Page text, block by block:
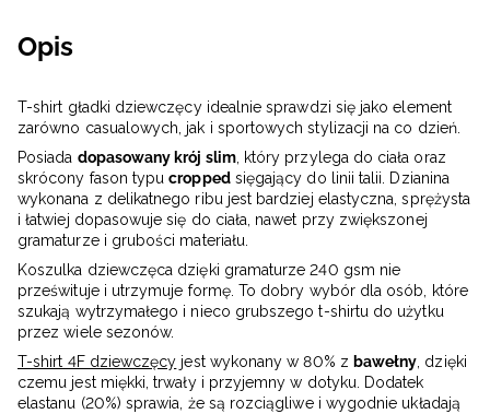
Opis
T-shirt gładki dziewczęcy idealnie sprawdzi się jako element
zarówno casualowych, jak i sportowych stylizacji na co dzień.
Posiada dopasowany krój slim, który przylega do ciała oraz
skrócony fason typucroppedsięgający do linii talii. Dzianina
wykonana z delikatnego ribu jest bardziej elastyczna, sprężysta
i łatwiej dopasowuje się do ciała, nawet przy zwiększonej
gramaturze i grubości materiału.
Koszulka dziewczęca dzięki gramaturze 240 gsm nie
prześwituje i utrzymuje formę. To dobry wybór dla osób, które
szukają wytrzymałego i nieco grubszego t-shirtu do użytku
przez wiele sezonów.
T-shirt 4F dziewczęcy jest wykonany w 80% z bawełny, dzięki
czemu jest miękki, trwały i przyjemny w dotyku. Dodatek
elastanu (20%) sprawia, że są rozciągliwe i wygodnie układają